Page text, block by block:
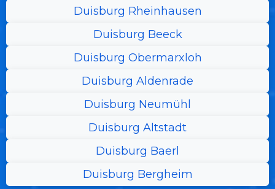
Duisburg Rheinhausen
Duisburg Beeck
Duisburg Obermarxloh
Duisburg Aldenrade
Duisburg Neumühl
Duisburg Altstadt
Duisburg Baerl
Duisburg Bergheim